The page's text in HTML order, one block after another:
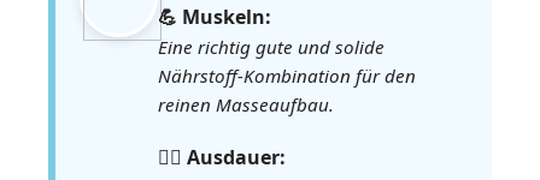
💪 Muskeln:
Eine richtig gute und solide
Nährstoff-Kombination für den
reinen Masseaufbau.
🏃‍♀️ Ausdauer: